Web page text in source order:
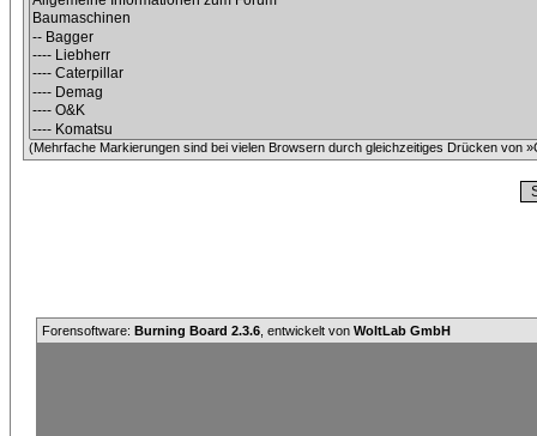
(Mehrfache Markierungen sind bei vielen Browsern durch gleichzeitiges Drücken von
Forensoftware: Burning Board 2.3.6 , entwickelt von WoltLab GmbH